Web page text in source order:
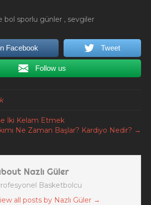
bol sporlu günler , sevgiler
Facebook Tweet
Follow us
İki Kelam Etmek
Ne Zaman Başlar? Kardiyo Nedir? →
Nazlı Güler
Basketbolcu
all posts by Nazlı Güler →